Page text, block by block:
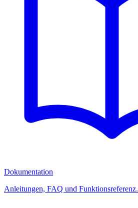
Dokumentation
Anleitungen, FAQ und Funktionsreferenz.